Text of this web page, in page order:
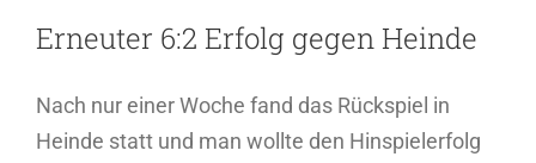
grösseres
Erneuter 6:2 Erfolg gegen Heinde
Nach nur einer Woche fand das Rückspiel in
Heinde statt und man wollte den Hinspielerfolg